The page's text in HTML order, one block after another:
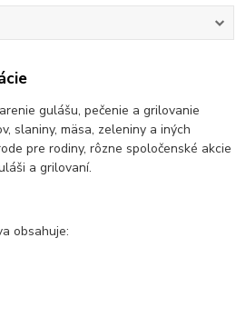
gulášu, pečenie a grilovanie
slaniny, mäsa, zeleniny a iných
pre rodiny, rôzne spoločenské akcie
a grilovaní.
obsahuje: